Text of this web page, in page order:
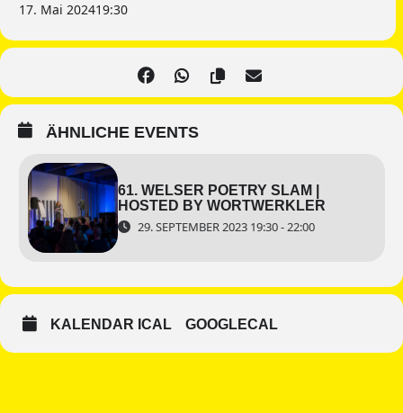
17. Mai 202419:30
ÄHNLICHE EVENTS
61. WELSER POETRY SLAM |
HOSTED BY WORTWERKLER
29. SEPTEMBER 2023 19:30 - 22:00
KALENDAR ICAL GOOGLECAL